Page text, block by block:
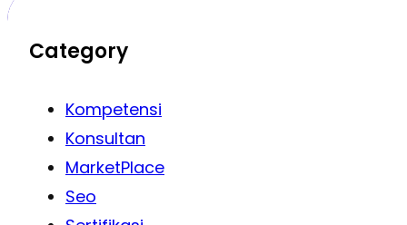
Category
Kompetensi
Konsultan
MarketPlace
Seo